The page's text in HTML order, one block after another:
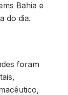
Bahia e
do dia.
foram